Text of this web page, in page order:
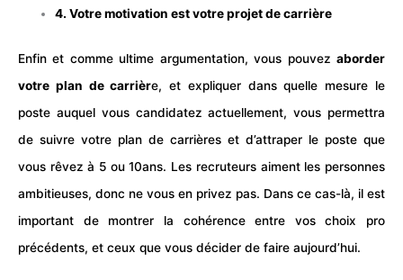
4. Votre motivation est votre projet de carrière
Enfin et comme ultime argumentation, vous pouvez aborder
votre plan de carrière, et expliquer dans quelle mesure le
poste auquel vous candidatez actuellement, vous permettra
de suivre votre plan de carrières et d’attraper le poste que
vous rêvez à 5 ou 10ans. Les recruteurs aiment les personnes
ambitieuses, donc ne vous en privez pas. Dans ce cas-là, il est
important de montrer la cohérence entre vos choix pro
précédents, et ceux que vous décider de faire aujourd’hui.